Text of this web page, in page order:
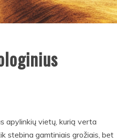
apylinkių vietų, kurią verta
stebina gamtiniais grožiais, bet